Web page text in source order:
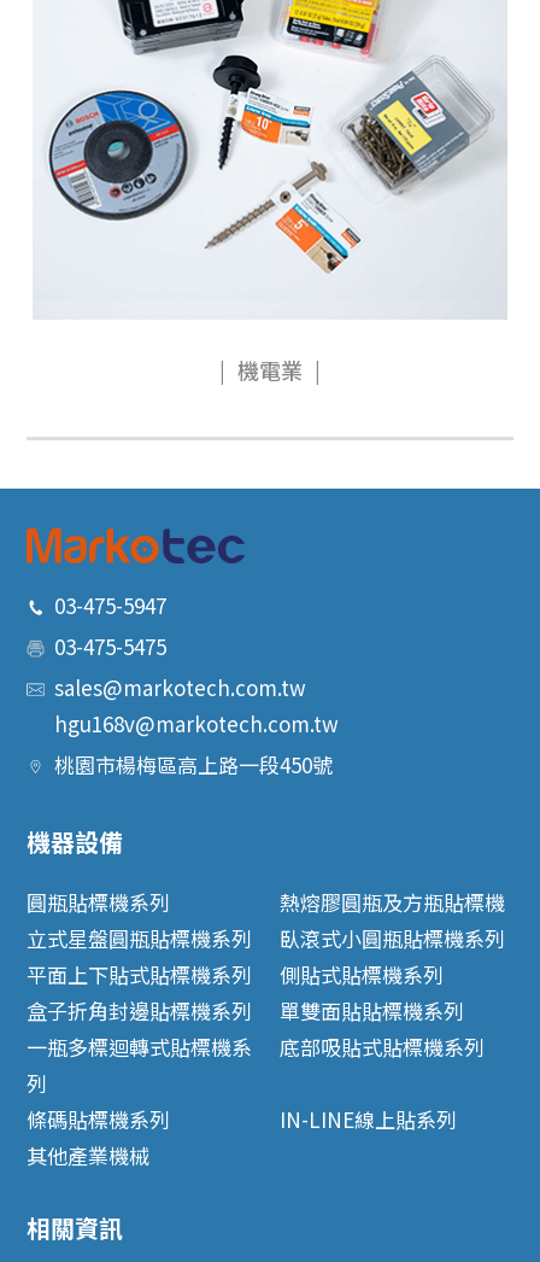
機電業
03-475-5947
03-475-5475
sales@markotech.com.tw
hgu168v@markotech.com.tw
桃園市楊梅區高上路一段450號
機器設備
圓瓶貼標機系列
熱熔膠圓瓶及方瓶貼標機
立式星盤圓瓶貼標機系列
臥滾式小圓瓶貼標機系列
平面上下貼式貼標機系列
側貼式貼標機系列
盒子折角封邊貼標機系列
單雙面貼貼標機系列
一瓶多標迴轉式貼標機系
列
底部吸貼式貼標機系列
條碼貼標機系列
IN-LINE線上貼系列
其他產業機械
相關資訊